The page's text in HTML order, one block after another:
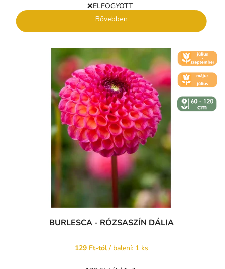
❌ELFOGYOTT
Bővebben
🌼 KVĚT -
ČERVENEC
🌼 KVĚT -
ČERVEN
↕️ VÝŠKA 60
- 120 CM
BURLESCA - RÓZSASZÍN DÁLIA
129 Ft-tól/ balení: 1 ks